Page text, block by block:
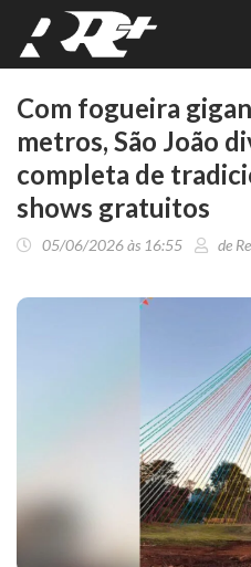
Com fogueira
metros, São João
completa de
shows gratuitos
05/06/2026 às 16:55 de